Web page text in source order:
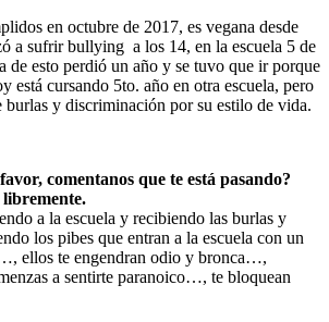
en octubre de 2017, es vegana desde
a sufrir bullying a los 14, en la escuela 5 de
de esto perdió un año y se tuvo que ir porque
está cursando 5to. año en otra escuela, pero
burlas y discriminación por su estilo de vida.
comentanos que te está pasando?
libremente.
a la escuela y recibiendo las burlas y
los pibes que entran a la escuela con un
ellos te engendran odio y bronca…,
a sentirte paranoico…, te bloquean